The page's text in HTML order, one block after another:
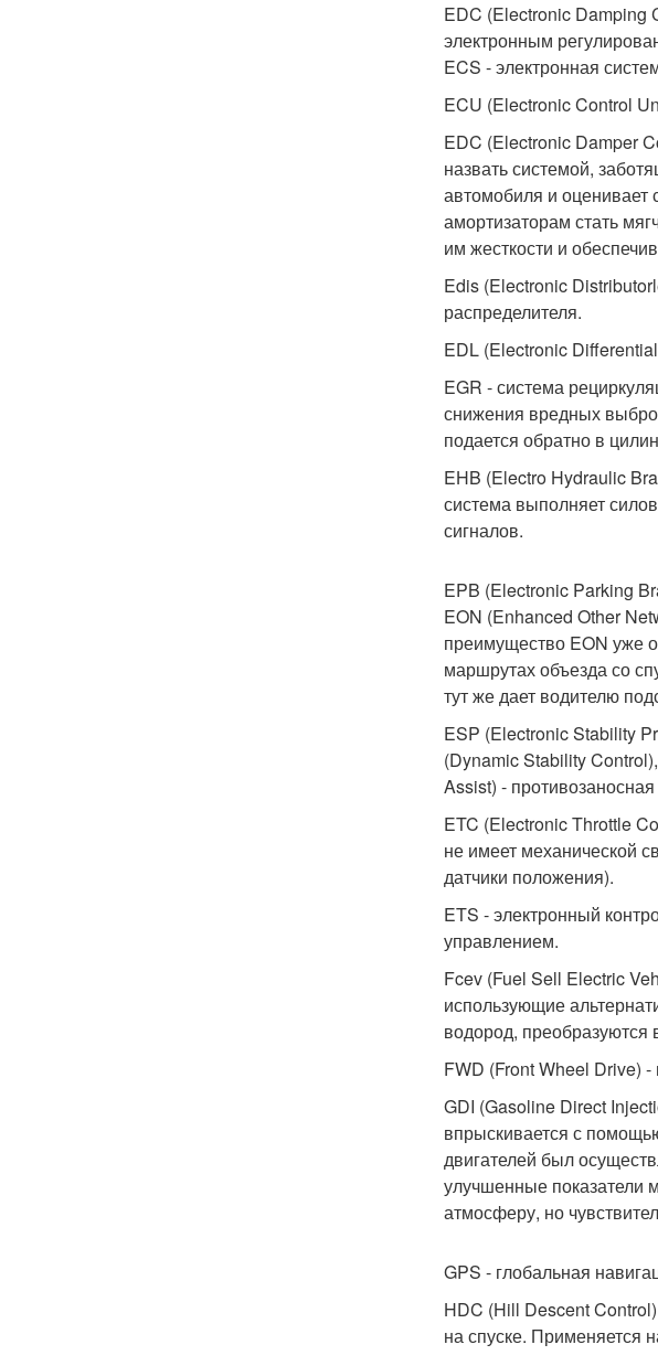
EDC (Electronic Damping
электронным
ECS - электронная
ECU (Electronic Control
EDC (Electronic Damper
назвать системой,
автомобиля и
амортизаторам стать
им жесткости и
Edis (Electronic
распределителя.
EDL (Electronic
EGR - система
снижения вредных
подается обратно в
EHB (Electro Hydraulic
система выполняет
сигналов.
EPB (Electronic Parking
EON (Enhanced Other
преимущество EON уже
маршрутах объезда со
тут же дает водителю
ESP (Electronic Stability
(Dynamic Stability
Assist) -
ETC (Electronic Throttle
не имеет механической
датчики положения).
ETS - электронный
управлением.
Fcev (Fuel Sell Electric
использующие
водород, преобразуются
FWD (Front Wheel Drive)
GDI (Gasoline Direct
впрыскивается с
двигателей был
улучшенные показатели
атмосферу, но
GPS - глобальная
HDC (Hill Descent
на спуске. Применяется